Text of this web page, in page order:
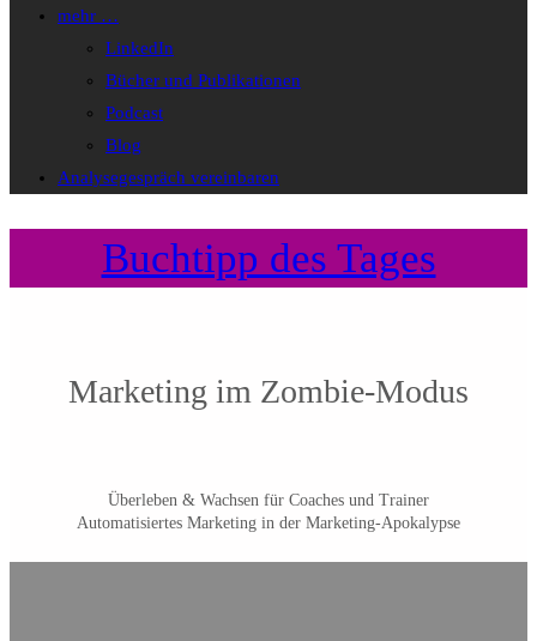
mehr …
LinkedIn
Bücher und Publikationen
Podcast
Blog
Analysegespräch vereinbaren
Buchtipp des Tages
Marketing im Zombie-Modus
Überleben & Wachsen für Coaches und Trainer
Automatisiertes Marketing in der Marketing-Apokalypse